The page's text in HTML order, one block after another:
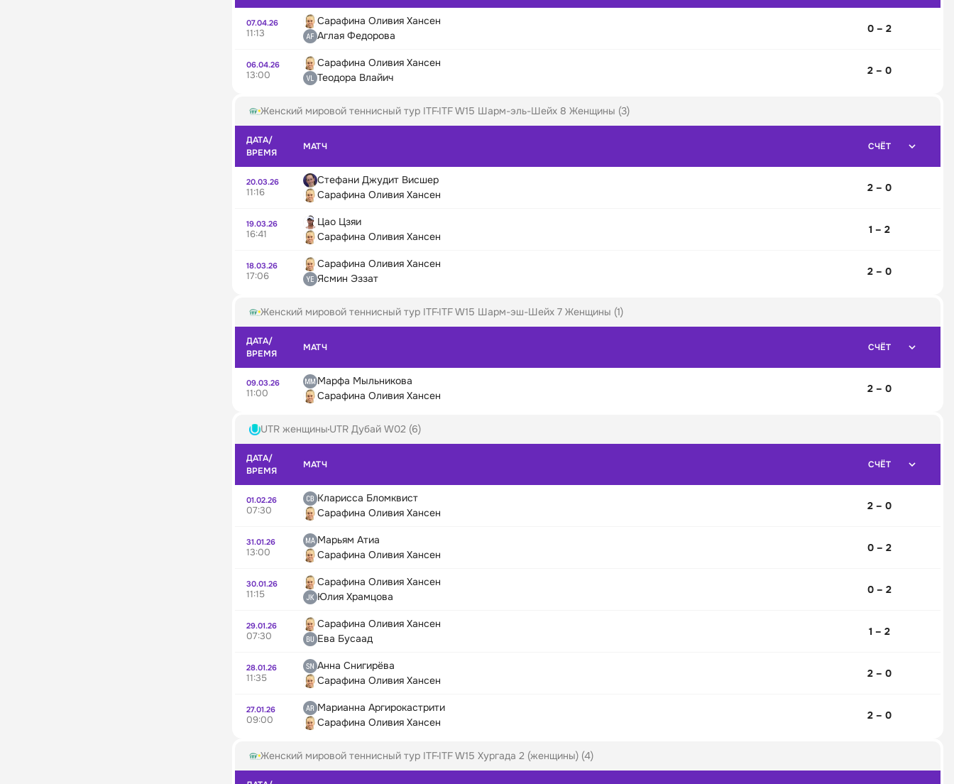
07.04.26
11:13
Сарафина Оливия Хансен
Аглая Федорова
0 – 2
06.04.26
13:00
Сарафина Оливия Хансен
Теодора Влайич
2 – 0
Женский мировой теннисный тур ITFITF W15 Шарм-эль-Шейх 8 Женщины (3)
ДАТА/
ВРЕМЯ
МАТЧ СЧЁТ
20.03.26
11:16
Стефани Джудит Висшер
Сарафина Оливия Хансен
2 – 0
19.03.26
16:41
Цао Цзяи
Сарафина Оливия Хансен
1 – 2
18.03.26
17:06
Сарафина Оливия Хансен
Ясмин Эззат
2 – 0
Женский мировой теннисный тур ITFITF W15 Шарм-эш-Шейх 7 Женщины (1)
ДАТА/
ВРЕМЯ
МАТЧ СЧЁТ
09.03.26
11:00
Марфа Мыльникова
Сарафина Оливия Хансен
2 – 0
UTR женщины UTR Дубай W02 (6)
ДАТА/
ВРЕМЯ
МАТЧ СЧЁТ
01.02.26
07:30
Кларисса Бломквист
Сарафина Оливия Хансен
2 – 0
31.01.26
13:00
Марьям Атиа
Сарафина Оливия Хансен
0 – 2
30.01.26
11:15
Сарафина Оливия Хансен
Юлия Храмцова
0 – 2
29.01.26
07:30
Сарафина Оливия Хансен
Ева Бусаад
1 – 2
28.01.26
11:35
Анна Снигирёва
Сарафина Оливия Хансен
2 – 0
27.01.26
09:00
Марианна Аргирокастрити
Сарафина Оливия Хансен
2 – 0
Женский мировой теннисный тур ITFITF W15 Хургада 2 (женщины) (4)